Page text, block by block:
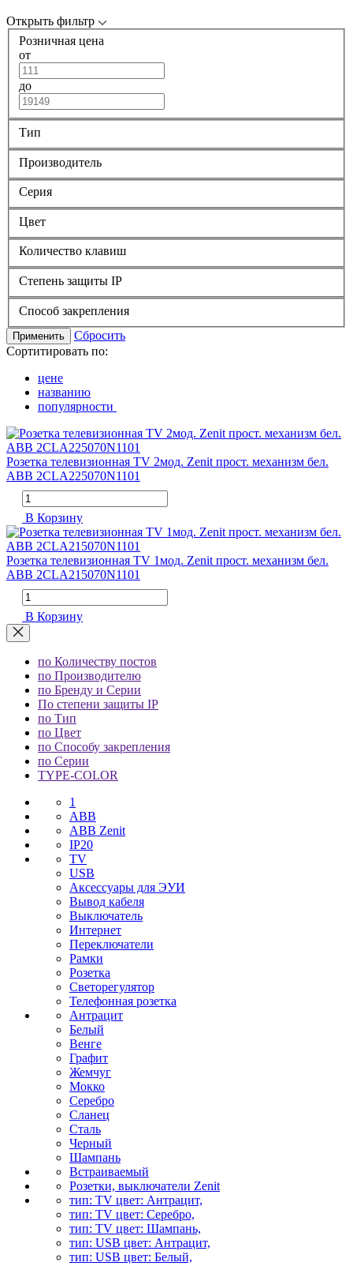
Открыть фильтр
Розничная цена
от
до
Тип
Производитель
Серия
Цвет
Количество клавиш
Степень защиты IP
Способ закрепления
Применить
Сбросить
Сортитировать по:
цене
названию
популярности
Розетка телевизионная TV 2мод. Zenit прост. механизм бел.
ABB 2CLA225070N1101
В Корзину
Розетка телевизионная TV 1мод. Zenit прост. механизм бел.
ABB 2CLA215070N1101
В Корзину
по Количеству постов
по Производителю
по Бренду и Серии
По степени защиты IP
по Тип
по Цвет
по Способу закрепления
по Серии
TYPE-COLOR
1
ABB
ABB Zenit
IP20
TV
USB
Аксессуары для ЭУИ
Вывод кабеля
Выключатель
Интернет
Переключатели
Рамки
Розетка
Светорегулятор
Телефонная розетка
Антрацит
Белый
Венге
Графит
Жемчуг
Мокко
Серебро
Сланец
Сталь
Черный
Шампань
Встраиваемый
Розетки, выключатели Zenit
тип: TV цвет: Антрацит,
тип: TV цвет: Серебро,
тип: TV цвет: Шампань,
тип: USB цвет: Антрацит,
тип: USB цвет: Белый,